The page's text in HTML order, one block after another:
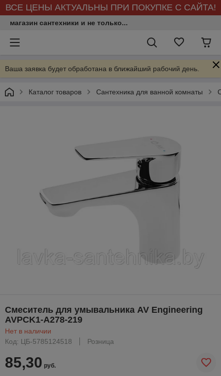
ВСЕ ЦЕНЫ АКТУАЛЬНЫ ПРИ ПОКУПКЕ С САЙТА!
магазин сантехники и не только...
Ваша заявка будет обработана в ближайший рабочий день.
Каталог товаров Сантехника для ванной комнаты
Смеситель для умывальника AV Engineering
AVPCK1-A278-219
Нет в наличии
Код: ЦБ-5785124518
Розница
85,30 руб.